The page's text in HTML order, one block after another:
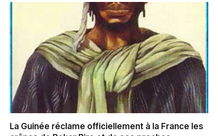
La Guinée réclame officiellement à la France les